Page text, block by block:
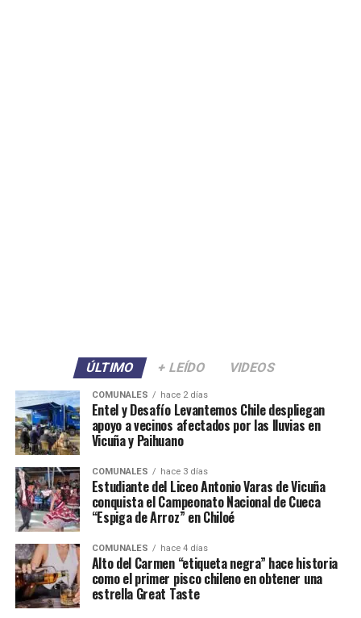
ÚLTIMO + LEÍDO VIDEOS
COMUNALES hace 2 días
Entel y Desafío Levantemos Chile despliegan
apoyo a vecinos afectados por las lluvias en
Vicuña y Paihuano
COMUNALES hace 3 días
Estudiante del Liceo Antonio Varas de Vicuña
conquista el Campeonato Nacional de Cueca
“Espiga de Arroz” en Chiloé
COMUNALES hace 4 días
Alto del Carmen “etiqueta negra” hace historia
como el primer pisco chileno en obtener una
estrella Great Taste